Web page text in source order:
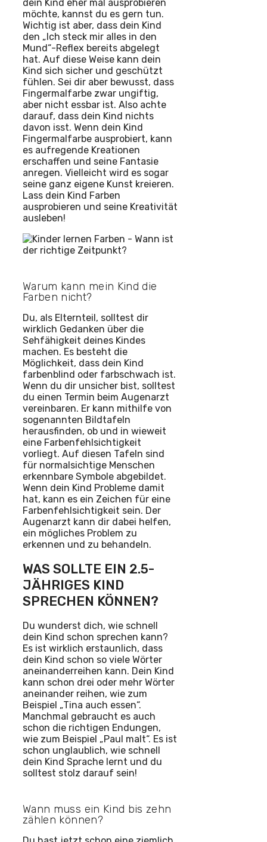
dein Kind eher mal ausprobieren
möchte, kannst du es gern tun.
Wichtig ist aber, dass dein Kind
den „Ich steck mir alles in den
Mund“-Reflex bereits abgelegt
hat. Auf diese Weise kann dein
Kind sich sicher und geschützt
fühlen. Sei dir aber bewusst, dass
Fingermalfarbe zwar ungiftig,
aber nicht essbar ist. Also achte
darauf, dass dein Kind nichts
davon isst. Wenn dein Kind
Fingermalfarbe ausprobiert, kann
es aufregende Kreationen
erschaffen und seine Fantasie
anregen. Vielleicht wird es sogar
seine ganz eigene Kunst kreieren.
Lass dein Kind Farben
ausprobieren und seine Kreativität
ausleben!
Warum kann mein Kind die
Farben nicht?
Du, als Elternteil, solltest dir
wirklich Gedanken über die
Sehfähigkeit deines Kindes
machen. Es besteht die
Möglichkeit, dass dein Kind
farbenblind oder farbschwach ist.
Wenn du dir unsicher bist, solltest
du einen Termin beim Augenarzt
vereinbaren. Er kann mithilfe von
sogenannten Bildtafeln
herausfinden, ob und in wieweit
eine Farbenfehlsichtigkeit
vorliegt. Auf diesen Tafeln sind
für normalsichtige Menschen
erkennbare Symbole abgebildet.
Wenn dein Kind Probleme damit
hat, kann es ein Zeichen für eine
Farbenfehlsichtigkeit sein. Der
Augenarzt kann dir dabei helfen,
ein mögliches Problem zu
erkennen und zu behandeln.
WAS SOLLTE EIN 2.5-
JÄHRIGES KIND
SPRECHEN KÖNNEN?
Du wunderst dich, wie schnell
dein Kind schon sprechen kann?
Es ist wirklich erstaunlich, dass
dein Kind schon so viele Wörter
aneinanderreihen kann. Dein Kind
kann schon drei oder mehr Wörter
aneinander reihen, wie zum
Beispiel „Tina auch essen“.
Manchmal gebraucht es auch
schon die richtigen Endungen,
wie zum Beispiel „Paul malt“. Es ist
schon unglaublich, wie schnell
dein Kind Sprache lernt und du
solltest stolz darauf sein!
Wann muss ein Kind bis zehn
zählen können?